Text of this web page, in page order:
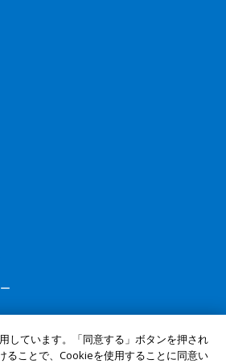
しています。「同意する」ボタンを押され
ることで、Cookieを使用することに同意い